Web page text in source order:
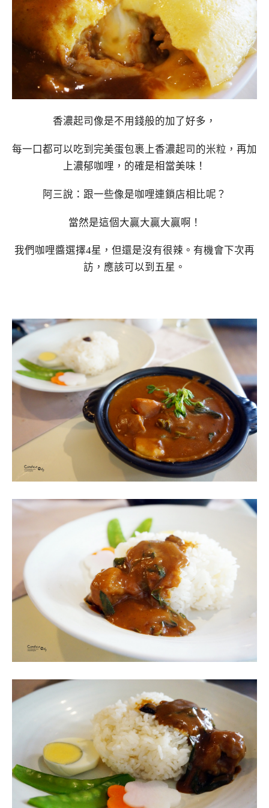
香濃起司像是不用錢般的加了好多，
每一口都可以吃到完美蛋包裹上香濃起司的米粒，再加
上濃郁咖哩，的確是相當美味！
阿三說：跟一些像是咖哩連鎖店相比呢？
當然是這個大贏大贏大贏啊！
我們咖哩醬選擇4星，但還是沒有很辣。有機會下次再
訪，應該可以到五星。